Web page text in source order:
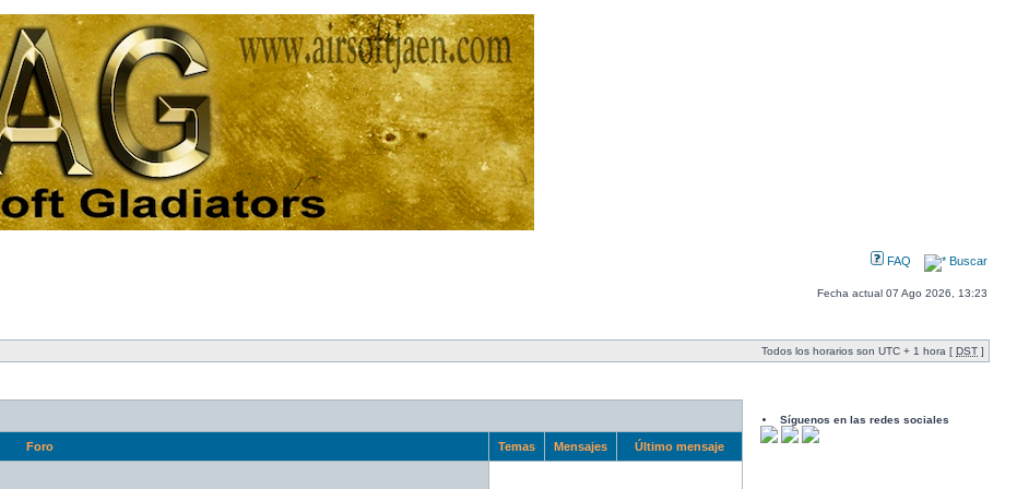
FAQ Buscar
Fecha actual 07 Ago 2026, 13:23
Todos los horarios son UTC + 1 hora [ DST ]
Foro Temas Mensajes Último mensaje
Síguenos en las redes sociales